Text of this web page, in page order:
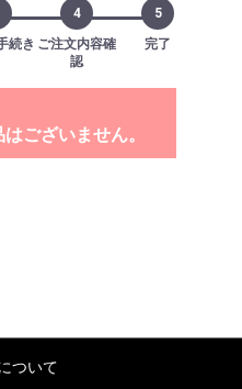
続き
4
ご注文内容確
認
5
完了
ございません。
ついて